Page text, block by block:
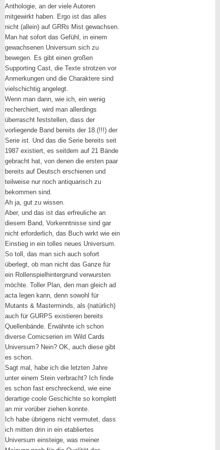
Anthologie, an der viele Autoren
mitgewirkt haben. Ergo ist das alles
nicht (allein) auf GRRs Mist gewachsen.
Man hat sofort das Gefühl, in einem
gewachsenen Universum sich zu
bewegen. Es gibt einen großen
Supporting Cast, die Texte strotzen vor
Anmerkungen und die Charaktere sind
vielschichtig angelegt.
Wenn man dann, wie ich, ein wenig
recherchiert, wird man allerdings
überrascht feststellen, dass der
vorliegende Band bereits der 18.(!!!) der
Serie ist. Und das die Serie bereits seit
1987 existiert, es seitdem auf 21 Bände
gebracht hat, von denen die ersten paar
bereits auf Deutsch erschienen und
teilweise nur noch antiquarisch zu
bekommen sind.
Ah ja, gut zu wissen.
Aber, und das ist das erfreuliche an
diesem Band, Vorkenntnisse sind gar
nicht erforderlich, das Buch wirkt wie ein
Einstieg in ein tolles neues Universum.
So toll, das man sich auch sofort
überlegt, ob man nicht das Ganze für
ein Rollenspielhintergrund verwursten
möchte. Toller Plan, den man gleich ad
acta legen kann, denn sowohl für
Mutants & Masterminds, als (natürlich)
auch für GURPS existieren bereits
Quellenbände. Erwähnte ich schon
diverse Comicserien im Wild Cards
Universum? Nein? OK, auch diese gibt
es schon.
Sagt mal, habe ich die letzten Jahre
unter einem Stein verbracht? Ich finde
es schon fast erschreckend, wie eine
derartige coole Geschichte so komplett
an mir vorüber ziehen konnte.
Ich habe übrigens nicht vermutet, dass
ich mitten drin in ein etabliertes
Universum einsteige, was meiner